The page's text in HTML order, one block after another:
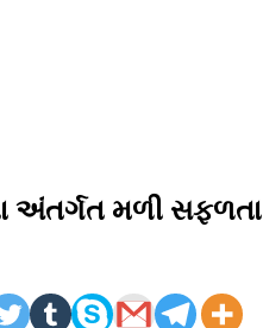
અંતર્ગત મળી સફળતા